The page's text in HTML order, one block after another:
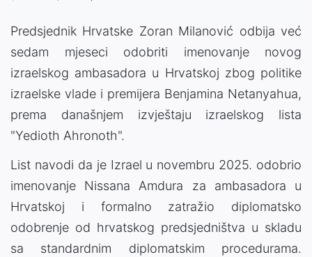
Predsjednik Hrvatske Zoran Milanović odbija već
sedam mjeseci odobriti imenovanje novog
izraelskog ambasadora u Hrvatskoj zbog politike
izraelske vlade i premijera Benjamina Netanyahua,
prema današnjem izvještaju izraelskog lista
"Yedioth Ahronoth".
List navodi da je Izrael u novembru 2025. odobrio
imenovanje Nissana Amdura za ambasadora u
Hrvatskoj i formalno zatražio diplomatsko
odobrenje od hrvatskog predsjedništva u skladu
sa standardnim diplomatskim procedurama.